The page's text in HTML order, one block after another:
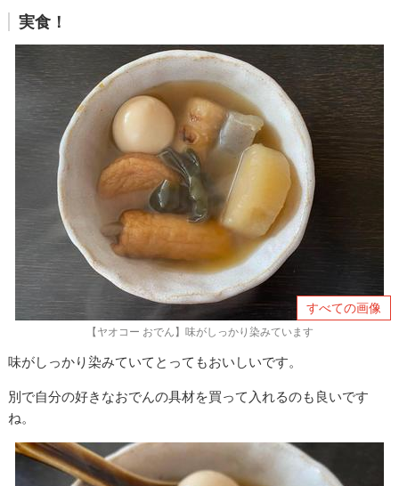
実食！
すべての画像
【ヤオコー おでん】味がしっかり染みています
味がしっかり染みていてとってもおいしいです。
別で自分の好きなおでんの具材を買って入れるのも良いです
ね。